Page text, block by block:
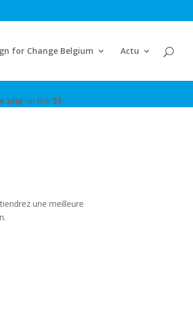
for Change Belgium Actu
on line 53
une meilleure